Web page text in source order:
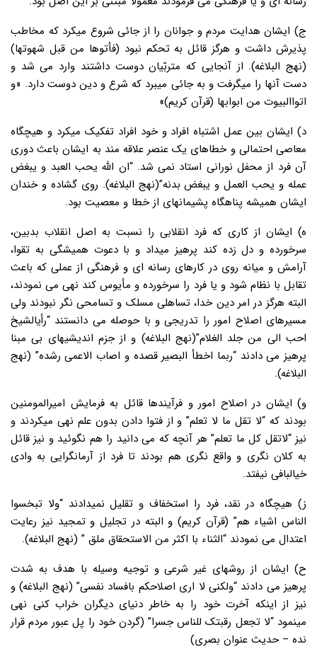
ج) ایشان هدایت مردم و جوانان را از جائی شروع میکرد که مخاطب
پذیرش داشت و هرگز قائل به تحکم نبود (فأتوها من قبل شهوتها)
(نهج البلاغه). از آنجایی که متربّیان دوست داشتند وارد می شد و
دست آنها را میگرفت و به جائی میبرد که شرع و دین دوست دارد. «و
اتواالبیوت من ابوابها (قرآن کریم)»
د) ایشان بین عمل اشتباه افراد و خود افراد تفکیک میکرد و هیچگاه
معاصی احتمالی و خطاهای یک عنصر علاقه مند به ایشان باعث دوری
آن فرد از محفل نورانی استاد نمی شد. “ان الله یحب العبد و یبغض
عمله و یحب العمل و یبغض بدنه”(نهج البلاغه). روی گشاده و خندان
ایشان همیشه پناهگاه پشیمانهای از خطا و معصیت بود.
ه) ایشان از کاری که فرد انقلابی را نسبت به اصل انقلاب بدبین،
سرخورده و دل زده کند پرهیز میداد و با دعوت همیشگی به تقوا،
آرامش و میانه روی در کارهای رسانه ای و فرهنگی از عملی که باعث
تقابل با نظام شود و یا فرد را سرخورده و مأیوس کند نهی می نمودند،
البته هرگز در امر دین خدا، تساهلی مسلک و تسامحی نگر نبودند ولی
مسیرهای اصلاح امور را تدریجی و با حوصله می دانستند “رأیالشیخ
احب الی من جلد الغلام”(نهج البلاغه) و از جزم اندیشیهای بی مبنا
پرهیز می دادند “ربما اخطأ البصیر قصده و اصاب الاعمی رشده” (نهج
البلاغه).
و) ایشان در اصلاح امور و فرآیندها قائل به فرمایش امیرالمومنین
بودند که “لا تقل ما لا تعلم” و از فتوا دادن بدون علم نهی میکردند و
نیز “لاتقل کل ما تعلم” هر آنچه که می دانید را هم نگوئید و نیز قائل
به کلان نگری و واقع نگری هم بودند تا فرد از آرمانگرایی به وادی
خیالبافی نیفتد.
ز) هیچگاه در نقد، فرد را استخفاف و تقلیل نمیدادند “ولا تبخسوا
الناس اشیاء هم” (قرآن کریم) و البته در تجلیل و تمجید نیز رعایت
اعتدال می نمودند “الثناء با اکثر من الاستحقاق ملق ” (نهج البلاغه).
ح) ایشان از روشهای غیر شرعی و توجیه وسیله با هدف به شدت
پرهیز می دادند “ولکنی لا اری اصلاحکم بافساد نفسی” (نهج البلاغه) و
نیز از اینکه آخرت خود را به خاطر دنیای دیگران خراب کنی نهی
مینمود “لا تجعل رقبتک للناس جسرا” (گردن خود را پل عبور مردم قرار
نده – حدیث عنوان بصری)